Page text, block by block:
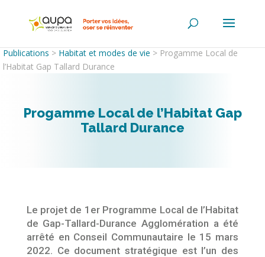
Publications > Habitat et modes de vie > Progamme Local de
l’Habitat Gap Tallard Durance
Progamme Local de l’Habitat Gap
Tallard Durance
Le projet de 1er Programme Local de l’Habitat
de Gap-Tallard-Durance Agglomération a été
arrêté en Conseil Communautaire le 15 mars
2022. Ce document stratégique est l’un des